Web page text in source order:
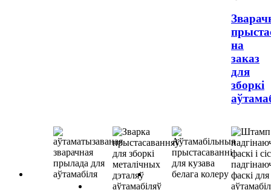
на
заказ
для
зборкі